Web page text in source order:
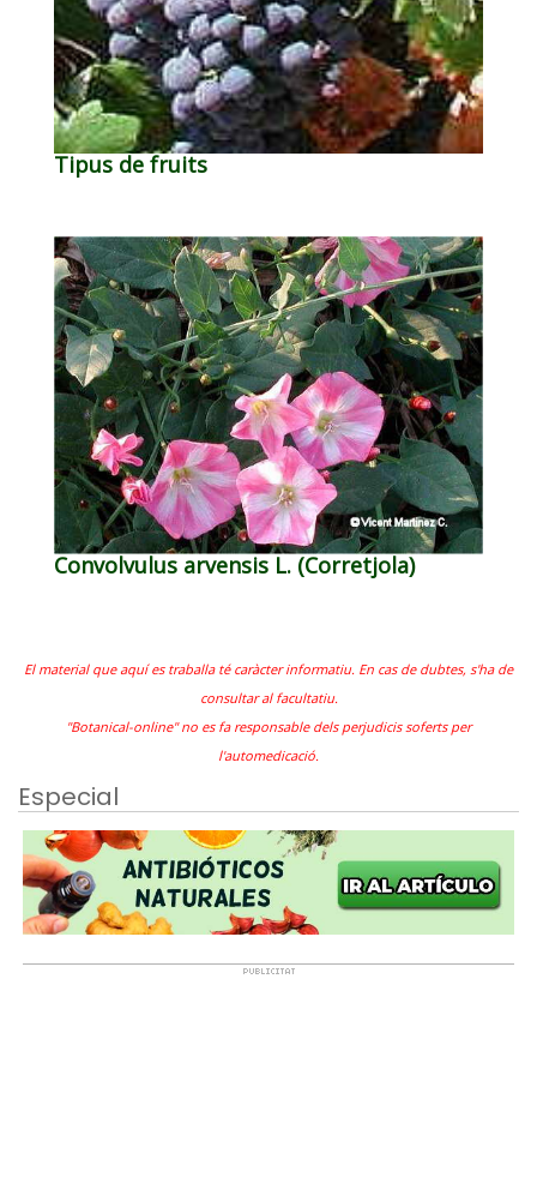
Tipus de fruits
Convolvulus arvensis L. (Corretjola)
El material que aquí es traballa té caràcter informatiu. En cas de dubtes, s'ha de
consultar al facultatiu.
"Botanical-online" no es fa responsable dels perjudicis soferts per
l'automedicació.
Especial